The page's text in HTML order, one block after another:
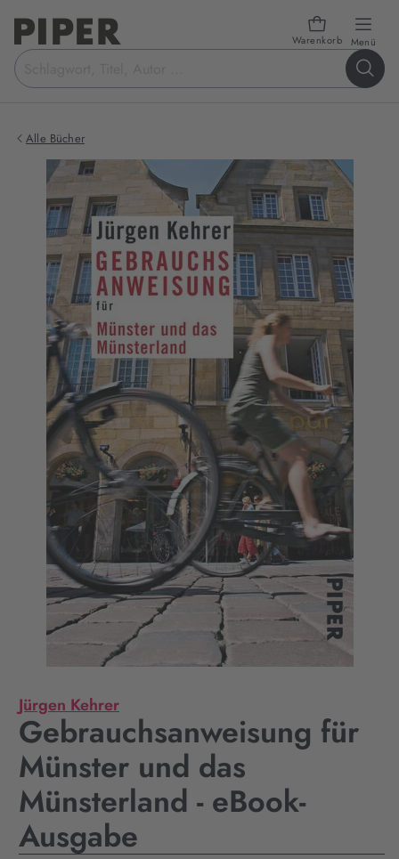
Warenkorb Menü
Suchbegriff
eingeben
Alle Bücher
Jürgen Kehrer
Gebrauchsanweisung für
Münster und das
Münsterland - eBook-
Ausgabe